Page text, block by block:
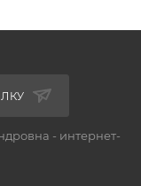
- интернет-